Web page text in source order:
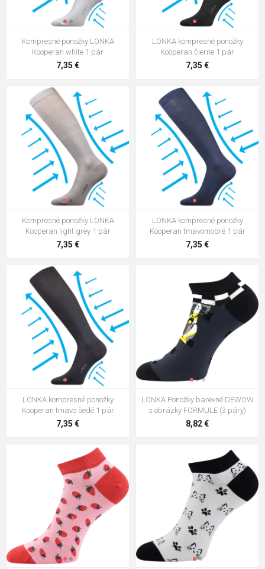
5,96 €
LONKA kompresné ponožky
Kooperan tmavo šedé 1 pár
Kompresné ponožky LONKA Kooper
tmavo šedé 1 pár
5,38 €
Ponožky LONKA Drbambik black 3
10,12 €
Kompresné ponožky LONKA
Kooperan white 1 pár
7,35 €
LONKA kompresné ponožky
Kooperan čierne 1 pár
7,35 €
Kompresné ponožky LONKA
Kooperan light grey 1 pár
7,35 €
LONKA kompresné ponožky
Kooperan tmavomodré 1 pár
7,35 €
LONKA kompresné ponožky
Kooperan tmavo šedé 1 pár
7,35 €
LONKA Ponožky barevné DEWOW
s obrázky FORMULE (3 páry)
8,82 €